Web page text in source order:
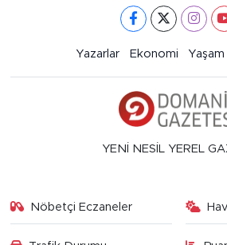
Yazarlar Ekonomi Yaşam
YENİ NESİL YEREL
Nöbetçi Eczaneler